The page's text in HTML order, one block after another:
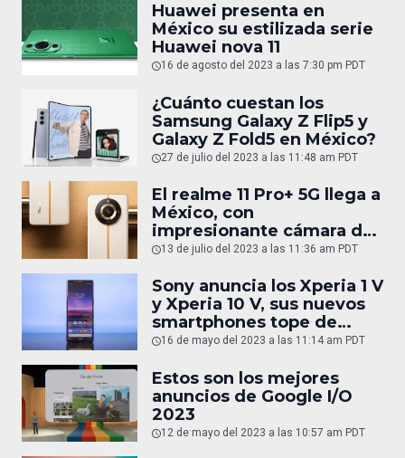
Huawei presenta en
México su estilizada serie
Huawei nova 11
16 de agosto del 2023 a las 7:30 pm PDT
¿Cuánto cuestan los
Samsung Galaxy Z Flip5 y
Galaxy Z Fold5 en México?
27 de julio del 2023 a las 11:48 am PDT
El realme 11 Pro+ 5G llega a
México, con
impresionante cámara de
200 MP
13 de julio del 2023 a las 11:36 am PDT
Sony anuncia los Xperia 1 V
y Xperia 10 V, sus nuevos
smartphones tope de
gama
16 de mayo del 2023 a las 11:14 am PDT
Estos son los mejores
anuncios de Google I/O
2023
12 de mayo del 2023 a las 10:57 am PDT